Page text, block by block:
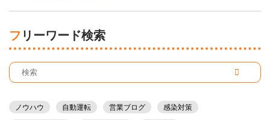
フリーワード検索
ノウハウ 自動運転 営業ブログ 感染対策